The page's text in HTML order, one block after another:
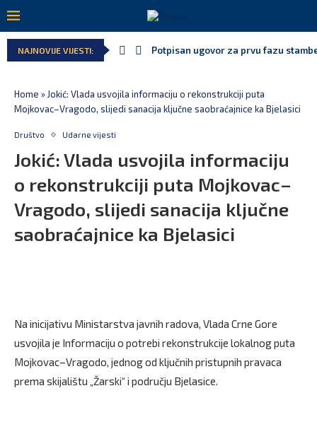
NAJNOVIJE VIJESTI: Potpisan ugovor za prvu fazu
Home » Jokić: Vlada usvojila informaciju o rekonstrukciji puta
Mojkovac–Vragodo, slijedi sanacija ključne saobraćajnice ka Bjelasici
Društvo Udarne vijesti
Jokić: Vlada usvojila informaciju
o rekonstrukciji puta Mojkovac–
Vragodo, slijedi sanacija ključne
saobraćajnice ka Bjelasici
Na inicijativu Ministarstva javnih radova, Vlada Crne Gore
usvojila je Informaciju o potrebi rekonstrukcije lokalnog puta
Mojkovac–Vragodo, jednog od ključnih pristupnih pravaca
prema skijalištu „Žarski“ i području Bjelasice.